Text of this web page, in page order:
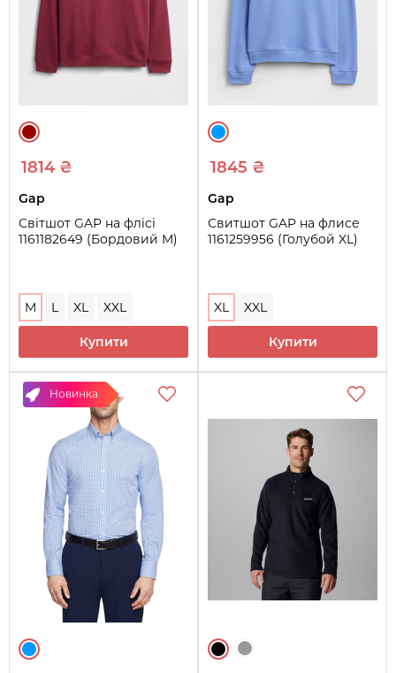
1814 ₴
Gap
Світшот GAP на флісі
1161182649 (Бордовий M)
M L XL XXL
Купити
1845 ₴
Gap
Свитшот GAP на флисе
1161259956 (Голубой XL)
XL XXL
Купити
Новинка